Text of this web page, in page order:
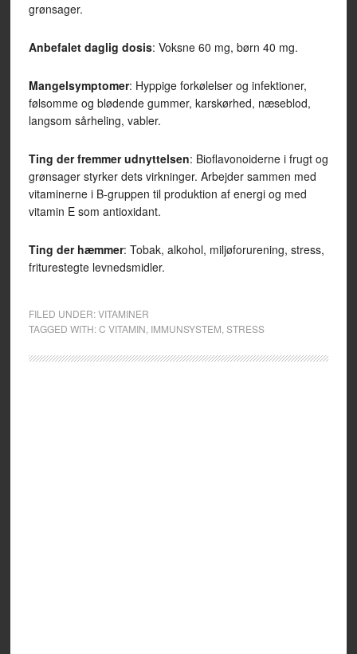
grønsager.
Anbefalet daglig dosis: Voksne 60 mg, børn 40 mg.
Mangelsymptomer: Hyppige forkølelser og infektioner,
følsomme og blødende gummer, karskørhed, næseblod,
langsom sårheling, vabler.
Ting der fremmer udnyttelsen: Bioflavonoiderne i frugt og
grønsager styrker dets virkninger. Arbejder sammen med
vitaminerne i B-gruppen til produktion af energi og med
vitamin E som antioxidant.
Ting der hæmmer: Tobak, alkohol, miljøforurening, stress,
friturestegte levnedsmidler.
FILED UNDER:VITAMINER
TAGGED WITH:C VITAMIN IMMUNSYSTEM STRESS